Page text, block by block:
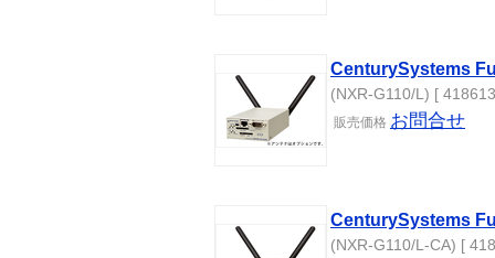
CenturySystems
(NXR-G110/L) [
販売価格 お問合せ
CenturySystems
(NXR-G110/L-CA) [